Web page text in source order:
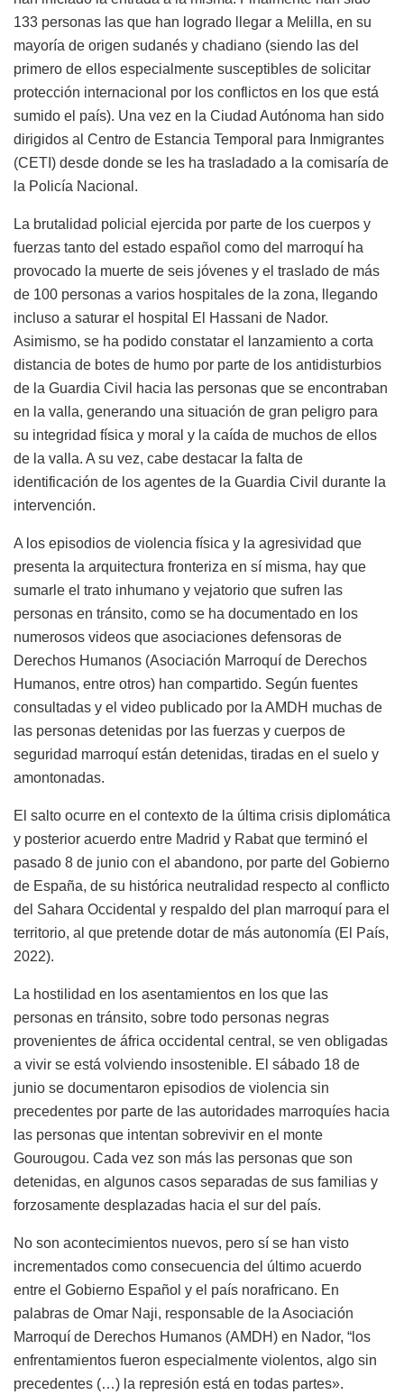
133 personas las que han logrado llegar a Melilla, en su
mayoría de origen sudanés y chadiano (siendo las del
primero de ellos especialmente susceptibles de solicitar
protección internacional por los conflictos en los que está
sumido el país). Una vez en la Ciudad Autónoma han sido
dirigidos al Centro de Estancia Temporal para Inmigrantes
(CETI) desde donde se les ha trasladado a la comisaría de
la Policía Nacional.
La brutalidad policial ejercida por parte de los cuerpos y
fuerzas tanto del estado español como del marroquí ha
provocado la muerte de seis jóvenes y el traslado de más
de 100 personas a varios hospitales de la zona, llegando
incluso a saturar el hospital El Hassani de Nador.
Asimismo, se ha podido constatar el lanzamiento a corta
distancia de botes de humo por parte de los antidisturbios
de la Guardia Civil hacia las personas que se encontraban
en la valla, generando una situación de gran peligro para
su integridad física y moral y la caída de muchos de ellos
de la valla. A su vez, cabe destacar la falta de
identificación de los agentes de la Guardia Civil durante la
intervención.
A los episodios de violencia física y la agresividad que
presenta la arquitectura fronteriza en sí misma, hay que
sumarle el trato inhumano y vejatorio que sufren las
personas en tránsito, como se ha documentado en los
numerosos videos que asociaciones defensoras de
Derechos Humanos (Asociación Marroquí de Derechos
Humanos, entre otros) han compartido. Según fuentes
consultadas y el video publicado por la AMDH muchas de
las personas detenidas por las fuerzas y cuerpos de
seguridad marroquí están detenidas, tiradas en el suelo y
amontonadas.
El salto ocurre en el contexto de la última crisis diplomática
y posterior acuerdo entre Madrid y Rabat que terminó el
pasado 8 de junio con el abandono, por parte del Gobierno
de España, de su histórica neutralidad respecto al conflicto
del Sahara Occidental y respaldo del plan marroquí para el
territorio, al que pretende dotar de más autonomía (El País,
2022).
La hostilidad en los asentamientos en los que las
personas en tránsito, sobre todo personas negras
provenientes de áfrica occidental central, se ven obligadas
a vivir se está volviendo insostenible. El sábado 18 de
junio se documentaron episodios de violencia sin
precedentes por parte de las autoridades marroquíes hacia
las personas que intentan sobrevivir en el monte
Gourougou. Cada vez son más las personas que son
detenidas, en algunos casos separadas de sus familias y
forzosamente desplazadas hacia el sur del país.
No son acontecimientos nuevos, pero sí se han visto
incrementados como consecuencia del último acuerdo
entre el Gobierno Español y el país norafricano. En
palabras de Omar Naji, responsable de la Asociación
Marroquí de Derechos Humanos (AMDH) en Nador, “los
enfrentamientos fueron especialmente violentos, algo sin
precedentes (…) la represión está en todas partes».